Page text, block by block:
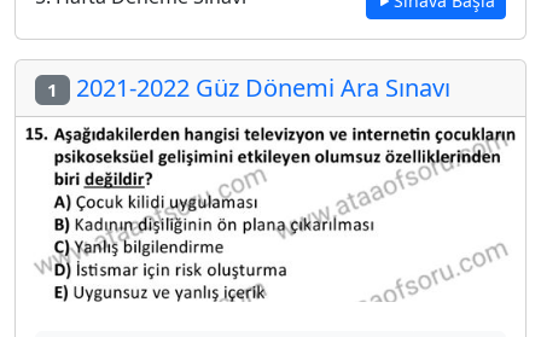
1 2021-2022 Güz Dönemi Ara Sınavı